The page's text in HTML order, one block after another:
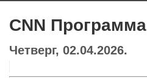
CNN Программа
Четверг, 02.04.2026.